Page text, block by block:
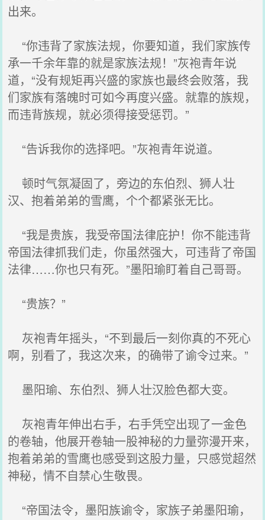
出来。
“你违背了家族法规，你要知道，我们家族传
承一千余年靠的就是家族法规！”灰袍青年说
道，“没有规矩再兴盛的家族也最终会败落，我
们家族有落魄时可如今再度兴盛。就靠的族规，
而违背族规，就必须得接受惩罚。”
“告诉我你的选择吧。”灰袍青年说道。
顿时气氛凝固了，旁边的东伯烈、狮人壮
汉、抱着弟弟的雪鹰，个个都紧张无比。
“我是贵族，我受帝国法律庇护！你不能违背
帝国法律抓我们走，你虽然强大，可违背了帝国
法律……你也只有死。”墨阳瑜盯着自己哥哥。
“贵族？”
灰袍青年摇头，“不到最后一刻你真的不死心
啊，别看了，我这次来，的确带了谕令过来。”
墨阳瑜、东伯烈、狮人壮汉脸色都大变。
灰袍青年伸出右手，右手凭空出现了一金色
的卷轴，他展开卷轴一股神秘的力量弥漫开来，
抱着弟弟的雪鹰也感受到这股力量，只感觉超然
神秘，情不自禁心生敬畏。
“帝国法令，墨阳族谕令，家族子弟墨阳瑜，